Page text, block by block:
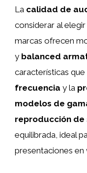
La calidad de
considerar al elegir
marcas ofrecen
y balanced
características que
frecuencia y la
modelos de
reproducción de
equilibrada, ideal
presentaciones en